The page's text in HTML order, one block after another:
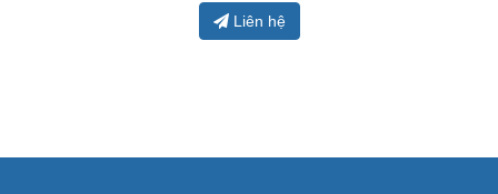
Liên hệ